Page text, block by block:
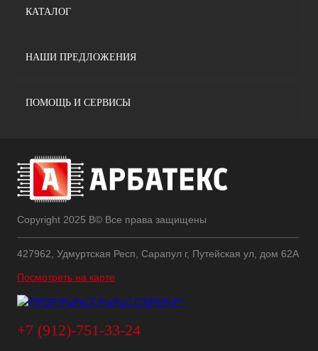
КАТАЛОГ
НАШИ ПРЕДЛОЖЕНИЯ
ПОМОЩЬ И СЕРВИСЫ
Copyright 2025 В© Все права защищены
427962, Удмуртская Респ, Сарапул г, Путейская ул, дом 62А
Посмотреть на карте
+7 (912)-751-33-24